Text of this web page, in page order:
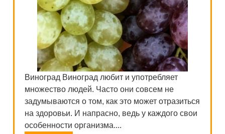
Виноград Виноград любит и употребляет
множество людей. Часто они совсем не
задумываются о том, как это может отразиться
на здоровьи. И напрасно, ведь у каждого свои
особенности организма....